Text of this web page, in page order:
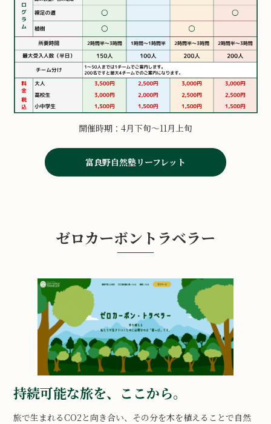
開催時期：4月下旬～11月上旬
富良野自然塾リーフレット
ゼロカーボントラベラー
持続可能な旅を、ここから。
旅で生まれるCO2と向き合い、その分を木を植えることで自然